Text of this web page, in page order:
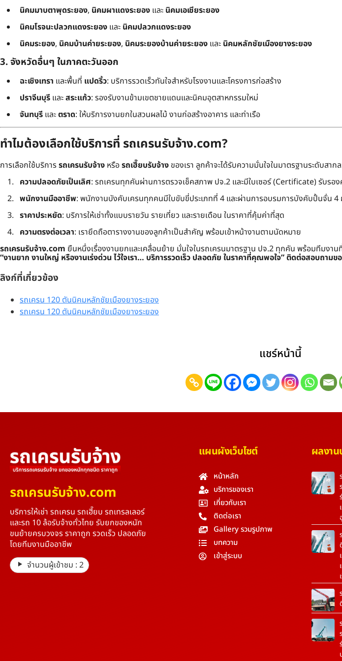
นิคมมาบตาพุดระยอง, นิคมผาแดงระยอง และ นิคมเอเชียระยอง
นิคมโรจนะปลวกแดงระยอง และ นิคมปลวกแดงระยอง
นิคมระยอง, นิคมบ้านค่ายระยอง, นิคมระยองบ้านค่ายระยอง และ นิคมหลักชัยเมืองยางระยอง
3. จังหวัดอื่นๆ ในภาคตะวันออก
ฉะเชิงเทรา และพื้นที่ แปดริ้ว: บริการรวดเร็วทันใจสำหรับโรงงานและโครงการก่อสร้าง
ปราจีนบุรี และสระแก้ว: รองรับงานข้ามเขตชายแดนและนิคมอุตสาหกรรมใหม่
จันทบุรี และตราด: ให้บริการงานยกในสวนผลไม้ งานก่อสร้างอาคาร และท่าเรือ
ทำไมต้องเลือกใช้บริการที่ รถเครนรับจ้าง.com?
การเลือกใช้บริการรถเครนรับจ้าง หรือรถเฮี๊ยบรับจ้าง ของเรา ลูกค้าจะได้รับความมั่นใจในมาตรฐานระดับสาก
ความปลอดภัยเป็นเลิศ: รถเครนทุกคันผ่านการตรวจเช็คสภาพ ปจ.2 และมีใบเซอร์ (Certificate) รับรอ
พนักงานมืออาชีพ: พนักงานบังคับเครนทุกคนมีใบขับขี่ประเภทที่ 4 และผ่านการอบรมการบังคับปั้นจั่น
ราคาประหยัด: บริการให้เช่าทั้งแบบรายวัน รายเที่ยว และรายเดือน ในราคาที่คุ้มค่าที่สุด
ความตรงต่อเวลา: เรายึดถือตารางงานของลูกค้าเป็นสำคัญ พร้อมเข้าหน้างานตามนัดหมาย
รถเครนรับจ้าง.com ยืนหนึ่งเรื่องงานยกและเคลื่อนย้าย มั่นใจในรถเครนมาตรฐาน ปจ.2 ทุกคัน พร้อมทีมงา
“งานยาก งานใหญ่ หรืองานเร่งด่วน ไว้ใจเรา… บริการรวดเร็ว ปลอดภัย ในราคาที่คุณพอใจ”ติดต่อสอบถามขอ
ลิงก์ที่เกี่ยวข้อง
รถเครน 120 ตันนิคมหลักชัยเมืองยางระยอง
รถเครน 120 ตันนิคมหลักชัยเมืองยางระยอง
แชร์หน้านี้
รถเครนรับจ้าง.com
บริการให้เช่า รถเครน รถเฮี๊ยบ รถเทรลเลอร์
และรถ 10 ล้อรับจ้างทั่วไทย รับยกของหนัก
ขนย้ายครบวงจร ราคาถูก รวดเร็ว ปลอดภัย
โดยทีมงานมืออาชีพ
จำนวนผู้เข้าชม : 2
แผนผังเว็บไซต์
หน้าหลัก
บริการของเรา
เกี่ยวกับเรา
ติดต่อเรา
Gallery รวมรูปภาพ
บทความ
เข้าสู่ระบบ
ผลงาน